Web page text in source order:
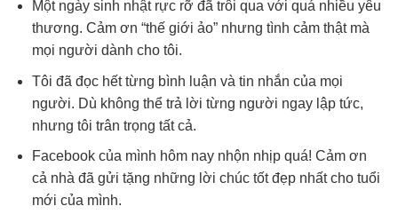
Một ngày sinh nhật rực rỡ đã trôi qua với quá nhiều yêu
thương. Cảm ơn “thế giới ảo” nhưng tình cảm thật mà
mọi người dành cho tôi.
Tôi đã đọc hết từng bình luận và tin nhắn của mọi
người. Dù không thể trả lời từng người ngay lập tức,
nhưng tôi trân trọng tất cả.
Facebook của mình hôm nay nhộn nhịp quá! Cảm ơn
cả nhà đã gửi tặng những lời chúc tốt đẹp nhất cho tuổi
mới của mình.